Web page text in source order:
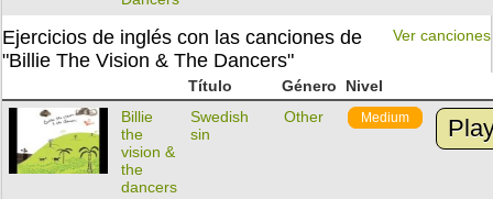
Ver canciones
Ejercicios de inglés con las canciones de
"Billie The Vision & The Dancers"
Título Género
Nivel
Billie
the
vision &
the
dancers
Swedish
sin
Other Medium